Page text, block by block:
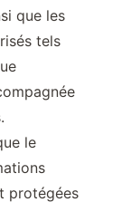
que les
tels
le
protégées